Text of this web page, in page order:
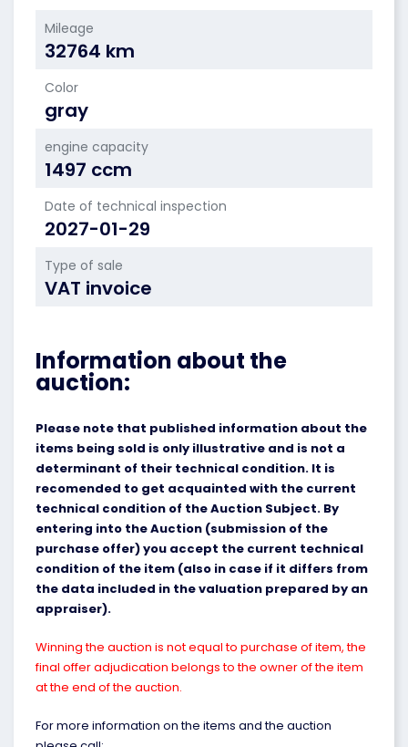
Mileage
32764 km
Color
gray
engine capacity
1497 ccm
Date of technical inspection
2027-01-29
Type of sale
VAT invoice
Information about the
auction:
Please note that published information about the
items being sold is only illustrative and is not a
determinant of their technical condition. It is
recomended to get acquainted with the current
technical condition of the Auction Subject. By
entering into the Auction (submission of the
purchase offer) you accept the current technical
condition of the item (also in case if it differs from
the data included in the valuation prepared by an
appraiser).
Winning the auction is not equal to purchase of item, the
final offer adjudication belongs to the owner of the item
at the end of the auction.
For more information on the items and the auction